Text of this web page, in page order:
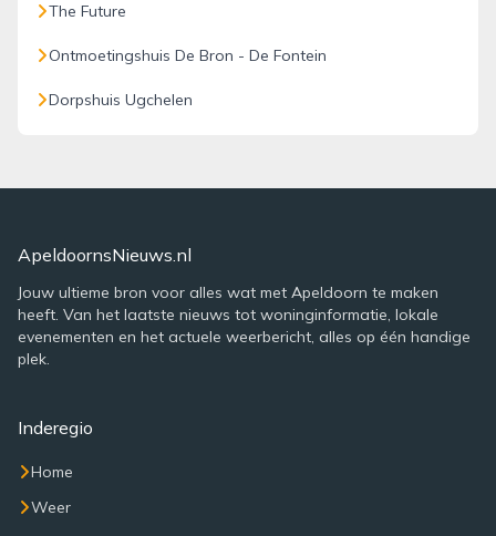
The Future
Ontmoetingshuis De Bron - De Fontein
Dorpshuis Ugchelen
ApeldoornsNieuws.nl
Jouw ultieme bron voor alles wat met Apeldoorn te maken
heeft. Van het laatste nieuws tot woninginformatie, lokale
evenementen en het actuele weerbericht, alles op één handige
plek.
Inderegio
Home
Weer